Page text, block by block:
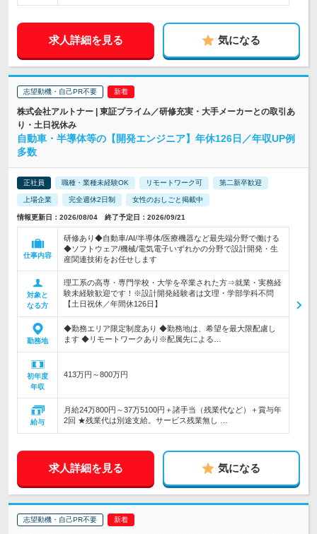
求人詳細を見る 気になる
志望動機・自己PR不要
株式会社アルトナー | 東証プライム／研修充実・大手メーカーとの取引あ
り・土日祝休み
自動車・半導体等の【開発エンジニア】年休126日／年収UP例
多数
正社員 職種・業種未経験OK リモートワーク可 第二新卒歓迎
上場企業 完全週休2日制 女性のおしごと掲載中
情報更新日：2026/08/04 終了予定日：2026/09/21
仕事内容
研修あり◆自動車/AI/半導体/医療機器など最先端分野で働ける
◆ソフトウェア/機械/電気電子いずれかの分野で設計開発・生
産関連技術をお任せします
対象と
なる方
理工系の高専・専門学校・大学を卒業された方⇒就業・実務経
験未経験歓迎です！※設計開発経験者は文理・学部学科不問
【土日祝休／年間休126日】
勤務地
◆勤務エリア限定制度あり ◆勤務地は、希望を最大限配慮し
ます ◆リモートワークあり※配属先による…
初年度
年収
413万円～800万円
給与
月給24万800円～37万5100円＋諸手当（残業代など）＋賞与年
2回 ★残業代は別途支給。サービス残業無し …
求人詳細を見る 気になる
志望動機・自己PR不要